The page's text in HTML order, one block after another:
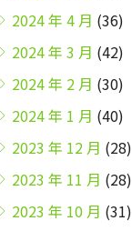
2024 年 4 月 (36)
2024 年 3 月 (42)
2024 年 2 月 (30)
2024 年 1 月 (40)
2023 年 12 月 (28)
2023 年 11 月 (28)
2023 年 10 月 (31)